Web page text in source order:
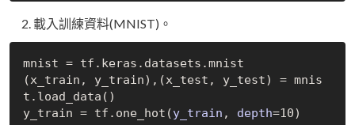
載入訓練資料(MNIST)。
mnist = tf.keras.datasets.mnist
(x_train, y_train),(x_test, y_test) = mnis
t.load _data()
y_train = tf.one_hot(y_train , depth=10)